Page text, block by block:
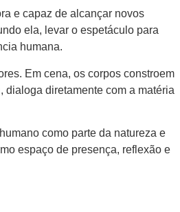
e capaz de alcançar novos
ela, levar o espetáculo para
humana.
Em cena, os corpos constroem
diretamente com a matéria
como parte da natureza e
espaço de presença, reflexão e